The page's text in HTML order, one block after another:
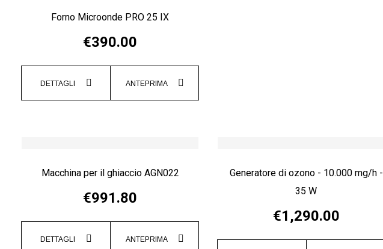
Forno Microonde PRO 25 IX
€390.00
DETTAGLI ANTEPRIMA
Macchina per il ghiaccio AGN022
€991.80
DETTAGLI ANTEPRIMA
Generatore di ozono - 10.000 mg/h -
35 W
€1,290.00